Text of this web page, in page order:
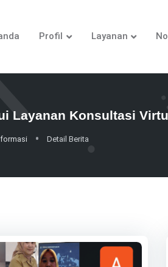
Profil Layanan
Layanan Konsultasi
Detail Berita